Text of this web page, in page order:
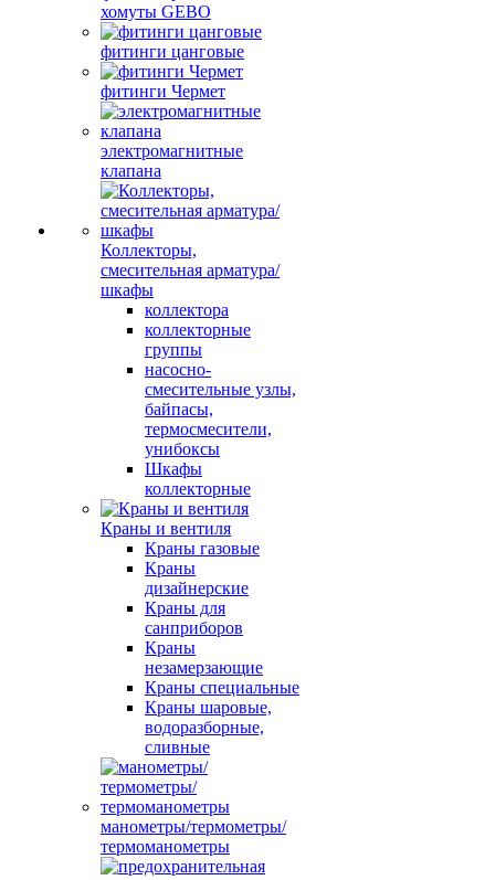
хомуты GEBO
фитинги цанговые
фитинги Чермет
электромагнитные
клапана
Коллекторы,
смесительная арматура/
шкафы
коллектора
коллекторные
группы
насосно-
смесительные узлы,
байпасы,
термосмесители,
унибоксы
Шкафы
коллекторные
Краны и вентиля
Краны газовые
Краны
дизайнерские
Краны для
санприборов
Краны
незамерзающие
Краны специальные
Краны шаровые,
водоразборные,
сливные
манометры/термометры/
термоманометры